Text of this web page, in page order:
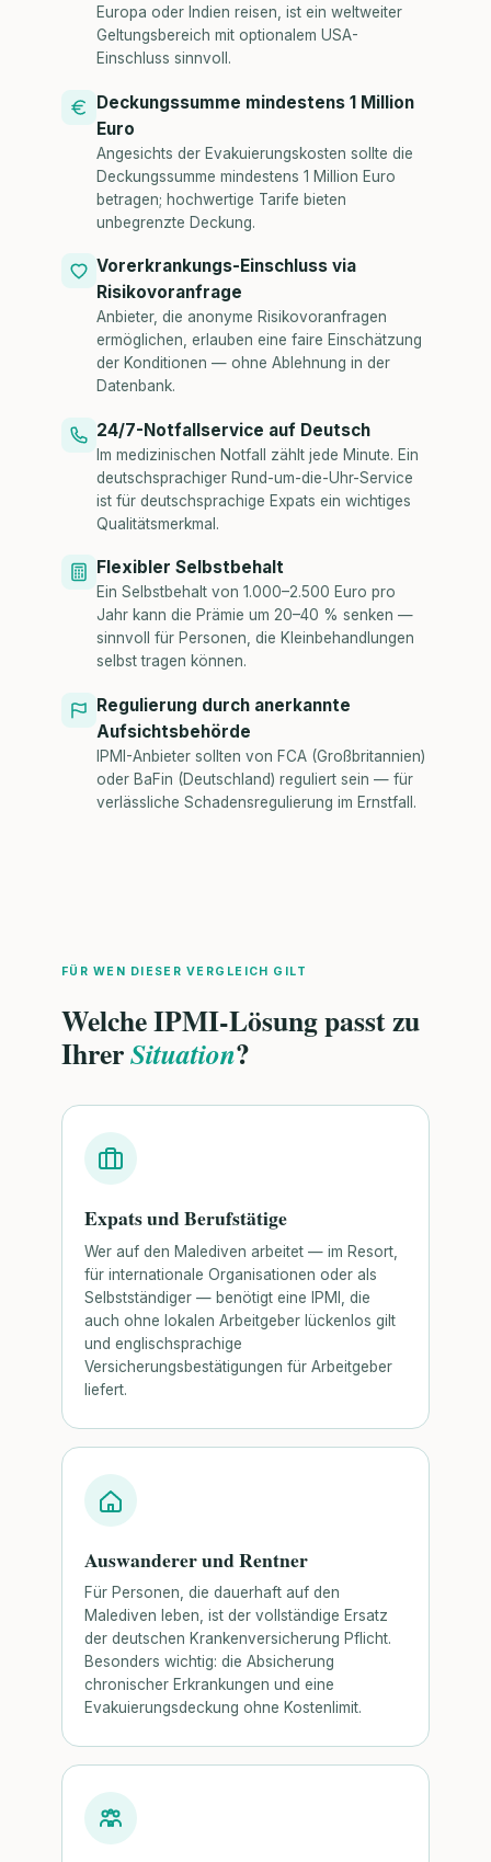
Europa oder Indien reisen, ist ein weltweiter
Geltungsbereich mit optionalem USA-
Einschluss sinnvoll.
Deckungssumme mindestens 1 Million
Euro
Angesichts der Evakuierungskosten sollte die
Deckungssumme mindestens 1 Million Euro
betragen; hochwertige Tarife bieten
unbegrenzte Deckung.
Vorerkrankungs-Einschluss via
Risikovoranfrage
Anbieter, die anonyme Risikovoranfragen
ermöglichen, erlauben eine faire Einschätzung
der Konditionen — ohne Ablehnung in der
Datenbank.
24/7-Notfallservice auf Deutsch
Im medizinischen Notfall zählt jede Minute. Ein
deutschsprachiger Rund-um-die-Uhr-Service
ist für deutschsprachige Expats ein wichtiges
Qualitätsmerkmal.
Flexibler Selbstbehalt
Ein Selbstbehalt von 1.000–2.500 Euro pro
Jahr kann die Prämie um 20–40 % senken —
sinnvoll für Personen, die Kleinbehandlungen
selbst tragen können.
Regulierung durch anerkannte
Aufsichtsbehörde
IPMI-Anbieter sollten von FCA (Großbritannien)
oder BaFin (Deutschland) reguliert sein — für
verlässliche Schadensregulierung im Ernstfall.
FÜR WEN DIESER VERGLEICH GILT
Welche IPMI-Lösung passt zu
IhrerSituation?
Expats und Berufstätige
Wer auf den Malediven arbeitet — im Resort,
für internationale Organisationen oder als
Selbstständiger — benötigt eine IPMI, die
auch ohne lokalen Arbeitgeber lückenlos gilt
und englischsprachige
Versicherungsbestätigungen für Arbeitgeber
liefert.
Auswanderer und Rentner
Für Personen, die dauerhaft auf den
Malediven leben, ist der vollständige Ersatz
der deutschen Krankenversicherung Pflicht.
Besonders wichtig: die Absicherung
chronischer Erkrankungen und eine
Evakuierungsdeckung ohne Kostenlimit.